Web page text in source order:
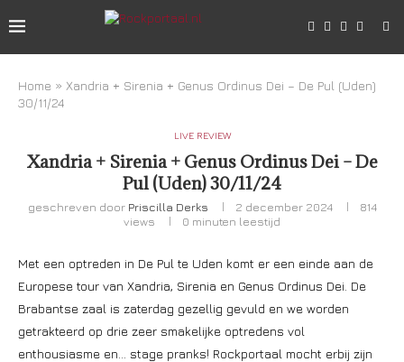
Home » Xandria + Sirenia + Genus Ordinus Dei – De Pul (Uden)
30/11/24
LIVE REVIEW
Xandria + Sirenia + Genus Ordinus Dei – De
Pul (Uden) 30/11/24
geschreven door Priscilla Derks 2 december 2024
814
views
0 minuten leestijd
Met een optreden in De Pul te Uden komt er een einde aan de
Europese tour van Xandria, Sirenia en Genus Ordinus Dei. De
Brabantse zaal is zaterdag gezellig gevuld en we worden
getrakteerd op drie zeer smakelijke optredens vol
enthousiasme en… stage pranks! Rockportaal mocht erbij zijn